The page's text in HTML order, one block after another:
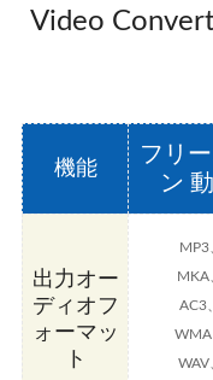
Video
機能
フリ
ン
出力オー
ディオフ
ォーマッ
ト
MP3
MKA
AC3
WMA
WAV